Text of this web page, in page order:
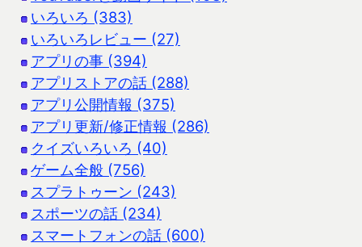
いろいろ (383)
いろいろレビュー (27)
アプリの事 (394)
アプリストアの話 (288)
アプリ公開情報 (375)
アプリ更新/修正情報 (286)
クイズいろいろ (40)
ゲーム全般 (756)
スプラトゥーン (243)
スポーツの話 (234)
スマートフォンの話 (600)